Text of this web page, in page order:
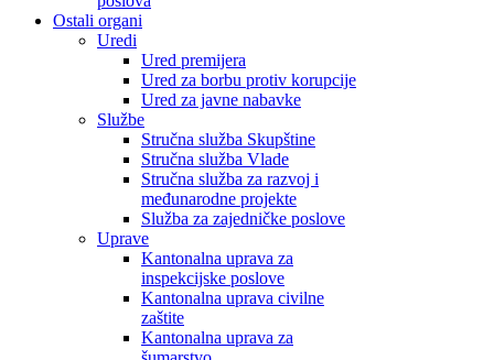
Ostali organi
Uredi
Ured premijera
Ured za borbu protiv korupcije
Ured za javne nabavke
Službe
Stručna služba Skupštine
Stručna služba Vlade
Stručna služba za razvoj i
međunarodne projekte
Služba za zajedničke poslove
Uprave
Kantonalna uprava za
inspekcijske poslove
Kantonalna uprava civilne
zaštite
Kantonalna uprava za